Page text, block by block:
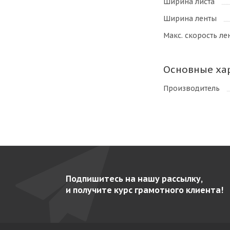
Ширина ленты
Макс. скорость
Основные
Производитель
Подпишитесь на нашу рассылку,
и получите курс грамотного клиента!